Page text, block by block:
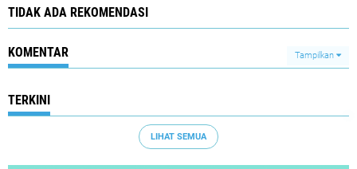
TIDAK ADA REKOMENDASI
KOMENTAR Tampilkan
TERKINI
LIHAT SEMUA